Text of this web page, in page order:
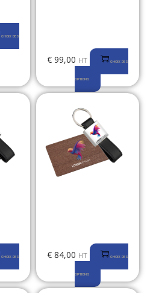
CHOIX DES
€ 99,00 HT CHOIX DES
OPTIONS
CHOIX DES
€ 84,00 HT CHOIX DES
OPTIONS